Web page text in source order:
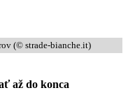
(© strade-bianche.it)
až do konca